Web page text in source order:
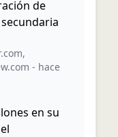
de
,
- hace
en su